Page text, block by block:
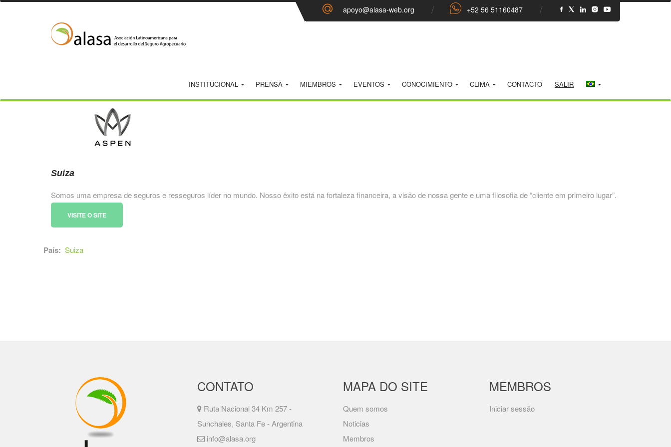
apoyo@alasa-web.org +52 56 51160487
INSTITUCIONAL PRENSA MIEMBROS EVENTOS CONOCIMIENTO CLIMA CONTACTO SALIR
Suiza
Somos uma empresa de seguros e resseguros líder no mundo. Nosso êxito está na fortaleza financeira, a visão de nossa gente e uma filosofia de “cliente em primeiro lugar”.
VISITE O SITE
País: Suiza
CONTATO
Ruta Nacional 34 Km 257 -
Sunchales, Santa Fe - Argentina
info@alasa.org
MAPA DO SITE
Quem somos
Noticias
Membros
MEMBROS
Iniciar sessão